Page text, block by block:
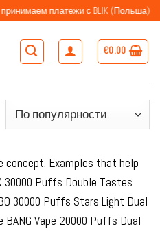
с BLIK (Польша)
€0.00
по
concept. Examples that help
30000 Puffs Double Tastes
30000 Puffs Stars Light Dual
Vape 20000 Puffs Dual